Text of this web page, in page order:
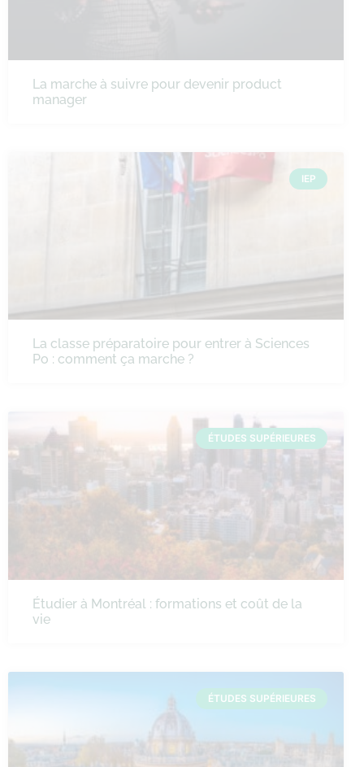
La marche à suivre pour devenir product
manager
IEP
La classe préparatoire pour entrer à Sciences
Po : comment ça marche ?
ÉTUDES SUPÉRIEURES
Étudier à Montréal : formations et coût de la
vie
ÉTUDES SUPÉRIEURES